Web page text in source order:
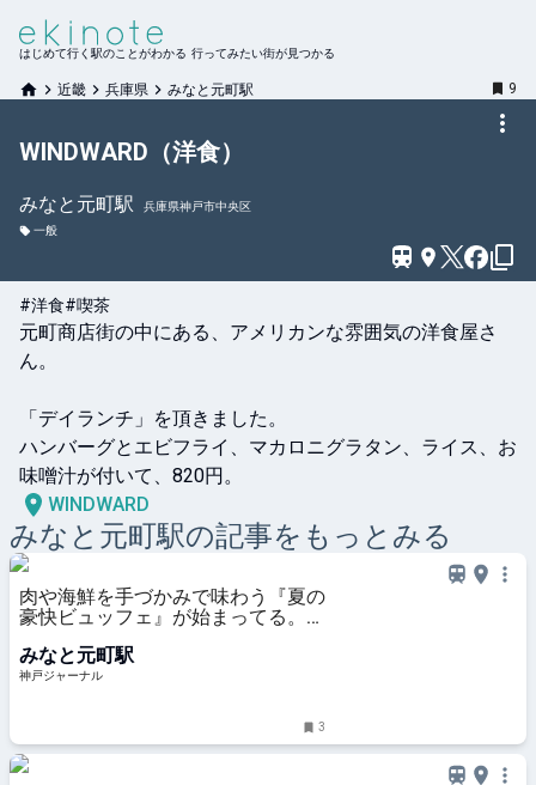
はじめて行く駅のことがわかる 行ってみたい街が見つかる
近畿 兵庫県 みなと元町駅 9
WINDWARD（洋食）
みなと元町駅
兵庫県神戸市中央区
一般
#洋食#喫茶
元町商店街の中にある、アメリカンな雰囲気の洋食屋さ
ん。
「デイランチ」を頂きました。
ハンバーグとエビフライ、マカロニグラタン、ライス、お
味噌汁が付いて、820円。
WINDWARD
みなと元町駅の記事をもっとみる
肉や海鮮を手づかみで味わう『夏の
豪快ビュッフェ』が始まってる。話
題。ポートタワーホテル | 神戸ジャ
ーナル
みなと元町駅
神戸ジャーナル
3